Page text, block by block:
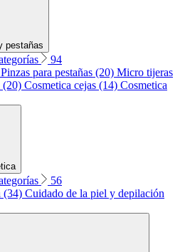
pestañas
94
Pinzas para pestañas (20) Micro tijeras
(20) Cosmetica cejas (14) Cosmetica
56
(34) Cuidado de la piel y depilación